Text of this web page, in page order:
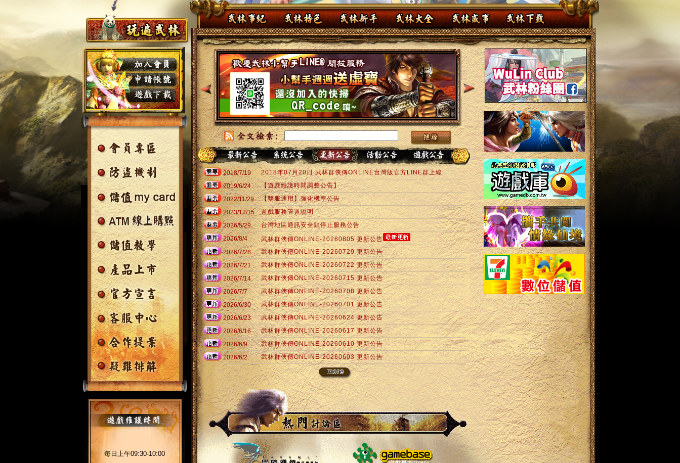
每日上午09:30-10:00
2018/7/19
2018年07月20日 武林群俠傳ONLINE台灣版官方LINE群上線
2019/6/24
【遊戲維護時間調整公告】
2022/11/29
【雙服通用】強化機率公告
2023/12/15
遊戲服務管道說明
2026/5/29
台灣地區通訊安全鎖停止服務公告
2026/8/4
武林群俠傳ONLINE-20260805 更新公告
2026/7/28
武林群俠傳ONLINE-20260729 更新公告
2026/7/21
武林群俠傳ONLINE-20260722 更新公告
2026/7/14
武林群俠傳ONLINE-20260715 更新公告
2026/7/7
武林群俠傳ONLINE-20260708 更新公告
2026/6/30
武林群俠傳ONLINE-20260701 更新公告
2026/6/23
武林群俠傳ONLINE-20260624 更新公告
2026/6/16
武林群俠傳ONLINE-20260617 更新公告
2026/6/9
武林群俠傳ONLINE-20260610 更新公告
2026/6/2
武林群俠傳ONLINE-20260603 更新公告